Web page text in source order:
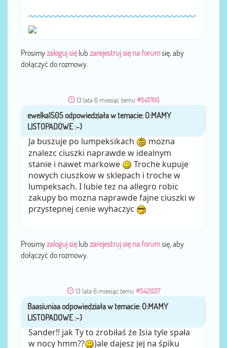
Prosimyzaloguj sięlub zarejestruj się na forumsię, aby
dołączyć do rozmowy.
13 lata 6 miesiąc temu #541760
przezewelka1505
Ja buszuje po lumpeksikach
mozna
znalezc ciuszki naprawde w idealnym
stanie i nawet markowe
Troche kupuje
nowych ciuszkow w sklepach i troche w
lumpeksach. I lubie tez na allegro robic
zakupy bo mozna naprawde fajne ciuszki w
przystepnej cenie wyhaczyc
Prosimyzaloguj sięlub zarejestruj się na forumsię, aby
dołączyć do rozmowy.
13 lata 6 miesiąc temu #542037
przezBaasiuniaa
Sander!! jak Ty to zrobiłaś że Isia tyle spała
w nocy hmm??
)ale dajesz jej na śpiku